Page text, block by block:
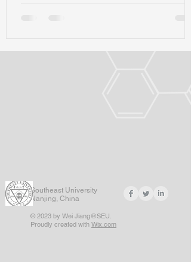
Southeast University
Nanjing, China
© 2023 by Wei Jiang@SEU.
Proudly created with Wix.com